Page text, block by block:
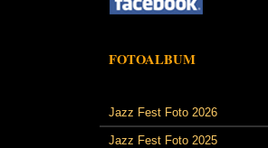
FOTOALBUM
Jazz Fest Foto 2026
Jazz Fest Foto 2025